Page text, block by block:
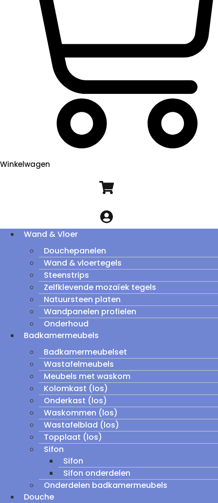
Winkelwagen
Wand & Vloer
Douchepanelen
Wand & vloertegels
Steenstrips
Zelfklevende mozaïek tegels
Natuursteen platen
Wandpanelen profielen
Onderhoud
Badkamermeubels
Badkamermeubelset
Wastafelmeubels
Meubels met waskom
Kolomkast (los)
Onderkast (los)
Waskommen (los)
Wastafelblad (los)
Topplaat (los)
Sifon
Sifon
Sifon onderdelen
Onderdelen badkamermeubels
Douche